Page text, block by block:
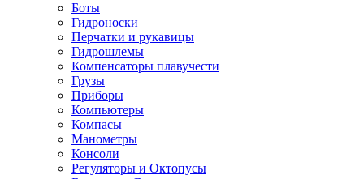
Боты
Гидроноски
Перчатки и рукавицы
Гидрошлемы
Компенсаторы плавучести
Грузы
Приборы
Компьютеры
Компасы
Манометры
Консоли
Регуляторы и Октопусы